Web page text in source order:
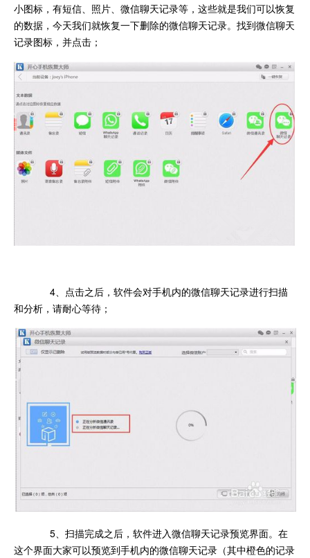
小图标，有短信、照片、微信聊天记录等，这些就是我们可以恢复
的数据，今天我们就恢复一下删除的微信聊天记录。找到微信聊天
记录图标，并点击；
4、点击之后，软件会对手机内的微信聊天记录进行扫描
和分析，请耐心等待；
5、扫描完成之后，软件进入微信聊天记录预览界面。在
这个界面大家可以预览到手机内的微信聊天记录（其中橙色的记录